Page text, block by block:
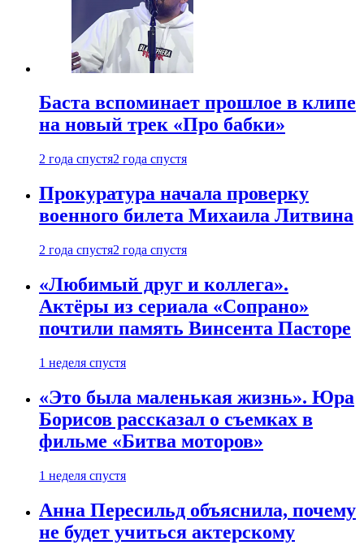
Баста вспоминает прошлое в клипе
на новый трек «Про бабки»
2 года спустя2 года спустя
Прокуратура начала проверку
военного билета Михаила Литвина
2 года спустя2 года спустя
«Любимый друг и коллега».
Актёры из сериала «Сопрано»
почтили память Винсента Пасторе
1 неделя спустя
«Это была маленькая жизнь». Юра
Борисов рассказал о съемках в
фильме «Битва моторов»
1 неделя спустя
Анна Пересильд объяснила, почему
не будет учиться актерскому